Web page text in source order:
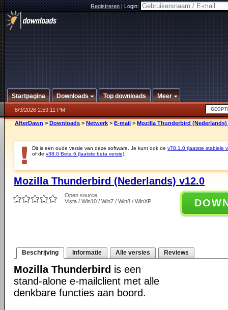
Registreren|Login:
Startpagina Downloads Top downloads Meer
8/9/2026 2:59:11 PM
AfterDawn > Downloads > Netwerk > E-mail > Mozilla Thunderbird (Nederlands)
Dit is een oude versie van deze software. Je kunt ook de v78.1.0 (laatste stabiele
of de v38.0 Beta 6 (laatste beta versie)
Mozilla Thunderbird (Nederlands) v12.0
Open source
Vista / Win10 / Win7 / Win8 / WinXP
Beschrijving Informatie Alle versies Reviews
Mozilla Thunderbird is een
stand-alone e-mailclient met alle
denkbare functies aan boord.